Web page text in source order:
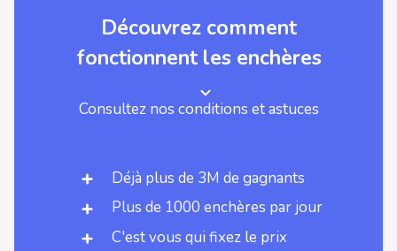
Découvrez comment
fonctionnent les enchères
Consultez nos conditions et astuces
Déjà plus de 3M de gagnants
Plus de 1000 enchères par jour
C'est vous qui fixez le prix